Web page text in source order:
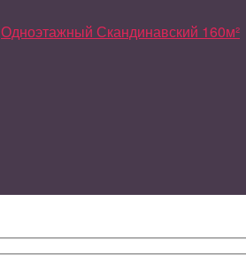
Одноэтажный Скандинавский 160м²